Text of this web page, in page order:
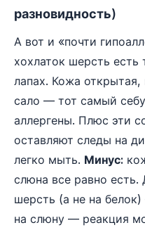
разновидность)
А вот и «почти
хохлаток шерсть есть
лапах. Кожа
сало — тот самый
аллергены. Плюс эти
оставляют следы на
легко мыть. Минус:
слюна все равно есть.
шерсть (а не на
на слюну — реакция